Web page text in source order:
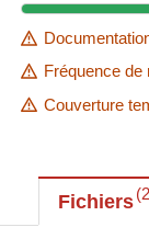
Fréquence de
Couverture
Fichiers 2